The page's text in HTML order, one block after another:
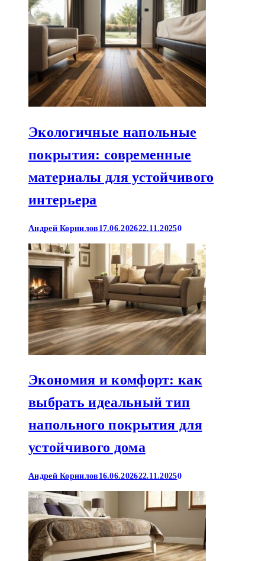
Экологичные напольные
покрытия: современные
материалы для устойчивого
интерьера
Андрей Корнилов 17.06.202622.11.20250
Экономия и комфорт: как
выбрать идеальный тип
напольного покрытия для
устойчивого дома
Андрей Корнилов 16.06.202622.11.20250